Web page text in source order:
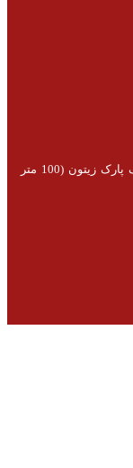
تبریز، ولیعصر، خیابان تختی، فلکه ابن سینا به طرف پارک زیتون (100 متر